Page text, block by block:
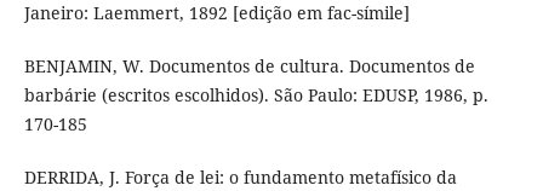
Janeiro: Laemmert, 1892 [edição em fac-símile]
BENJAMIN, W. Documentos de cultura. Documentos de
barbárie (escritos escolhidos). São Paulo: EDUSP, 1986, p.
170-185
DERRIDA, J. Força de lei: o fundamento metafísico da